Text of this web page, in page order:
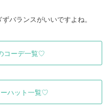
バランスがいいですよね。
コーデ一覧♡
ハット一覧♡